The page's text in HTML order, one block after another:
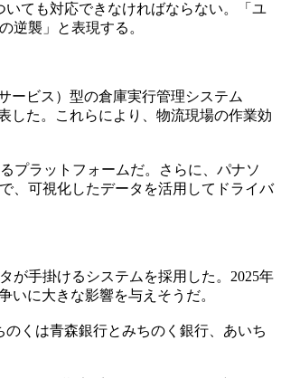
ても対応できなければならない。「ユ
逆襲」と表現する。
ービス）型の倉庫実行管理システム
した。これらにより、物流現場の作業効
プラットフォームだ。さらに、パナソ
、可視化したデータを活用してドライバ
が手掛けるシステムを採用した。2025年
いに大きな影響を与えそうだ。
くは青森銀行とみちのく銀行、あいち